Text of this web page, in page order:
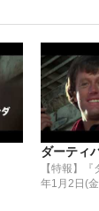
ダーティ
【特報】
年1月2日(